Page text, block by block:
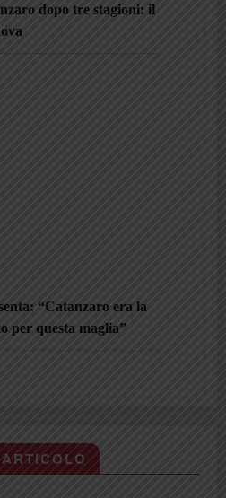
dopo tre stagioni: il
“Catanzaro era la
per questa maglia”